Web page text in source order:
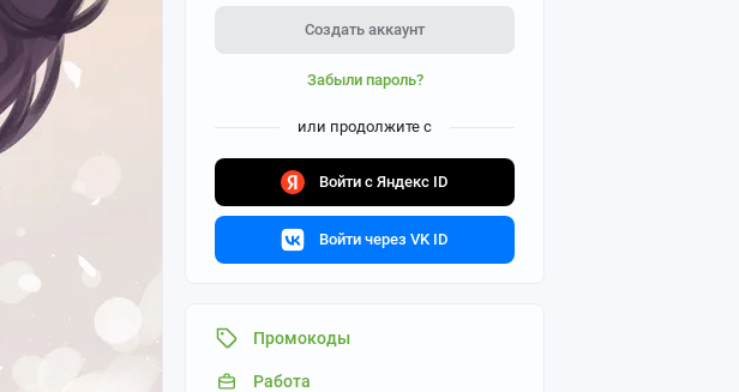
Создать аккаунт
Забыли пароль?
или продолжите с
Войти с Яндекс ID
Войти через VK ID
Промокоды
Работа